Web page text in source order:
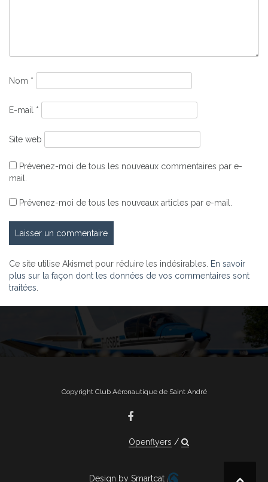
Nom *
E-mail *
Site web
Prévenez-moi de tous les nouveaux commentaires par e-
mail.
Prévenez-moi de tous les nouveaux articles par e-mail.
Ce site utilise Akismet pour réduire les indésirables. En savoir
plus sur la façon dont les données de vos commentaires sont
traitées
Copyright Club Aéronautique de Saint André
Openflyers
Design by Smartcat